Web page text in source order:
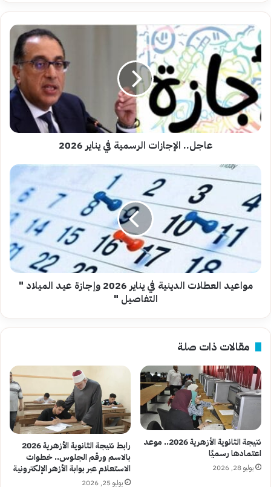
عاجل..
الإجازات
الرسمية
في
يناير
2026
عاجل.. الإجازات الرسمية في يناير 2026
مواعيد
العطلات
الدينية
في
يناير
2026
وإجازة
عيد
الميلاد
مواعيد العطلات الدينية في يناير 2026 وإجازة عيد الميلاد "
التفاصيل "
مقالات ذات صلة
نتيجة الثانوية الأزهرية 2026.. موعد
اعتمادها رسميًا
يوليو 28, 2026
رابط نتيجة الثانوية الأزهرية 2026
بالاسم ورقم الجلوس.. خطوات
الاستعلام عبر بوابة الأزهر الإلكترونية
يوليو 25, 2026